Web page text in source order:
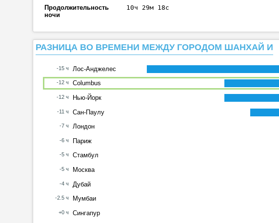
Продолжительность
ночи
10ч 29м 18с
РАЗНИЦА ВО ВРЕМЕНИ МЕЖДУ ГОРОДОМ ШАНХАЙ И
-15 ч Лос-Анджелес
-12 ч Columbus
-12 ч Нью-Йорк
-11 ч Сан-Паулу
-7 ч Лондон
-6 ч Париж
-5 ч Стамбул
-5 ч Москва
-4 ч Дубай
-2.5 ч Мумбаи
+0 ч Сингапур